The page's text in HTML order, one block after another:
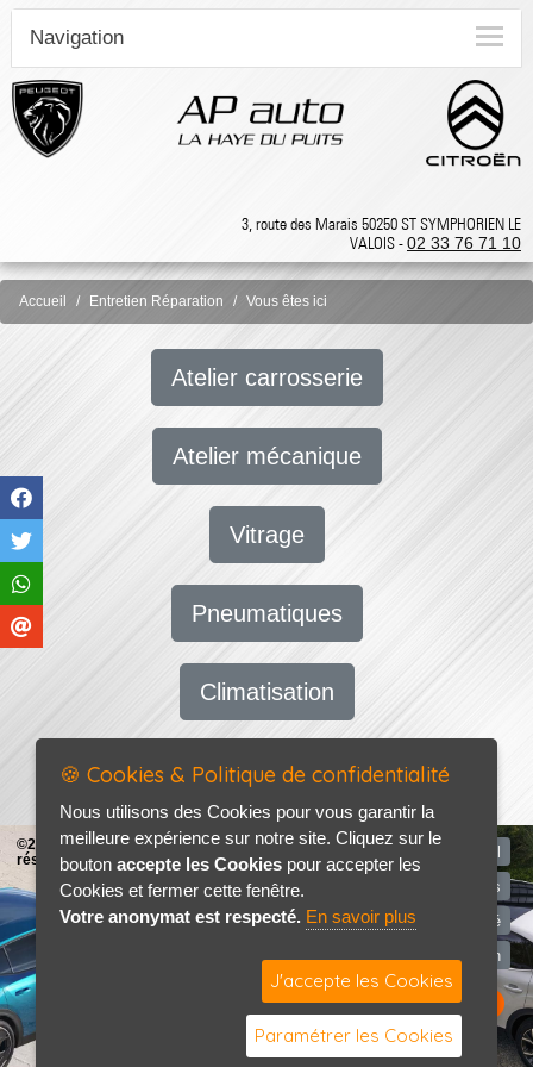
Navigation
3, route des Marais 50250 ST SYMPHORIEN LE
VALOIS -02 33 76 71 10
Accueil Entretien Réparation Vous êtes ici
Atelier carrosserie
Atelier mécanique
Vitrage
Pneumatiques
Climatisation
©2026-2027 AP AUTO tous droits
réservés
Accueil
Mentions légales
Politique de confidentialité
Contact / Plan
🍪 Cookies & Politique de confidentialité
Nous utilisons des Cookies pour vous garantir la
meilleure expérience sur notre site. Cliquez sur le
bouton accepte les Cookies pour accepter les
Cookies et fermer cette fenêtre.
Votre anonymat est respecté. En savoir plus
J'accepte les Cookies
Paramétrer les Cookies